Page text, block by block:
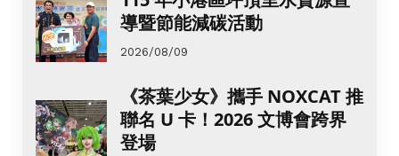
導暨節能減碳活動
2026/08/09
《茶葉少女》攜手 NOXCAT 推
聯名 U 卡！2026 文博會跨界
登場